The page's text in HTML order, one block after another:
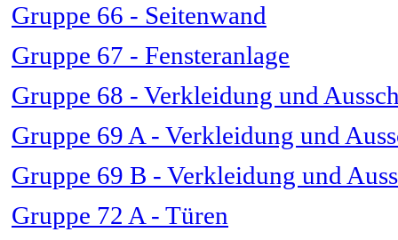
Gruppe 66 - Seitenwand
Gruppe 67 - Fensteranlage
Gruppe 68 - Verkleidung und
Gruppe 69 A - Verkleidung und
Gruppe 69 B - Verkleidung und
Gruppe 72 A - Türen